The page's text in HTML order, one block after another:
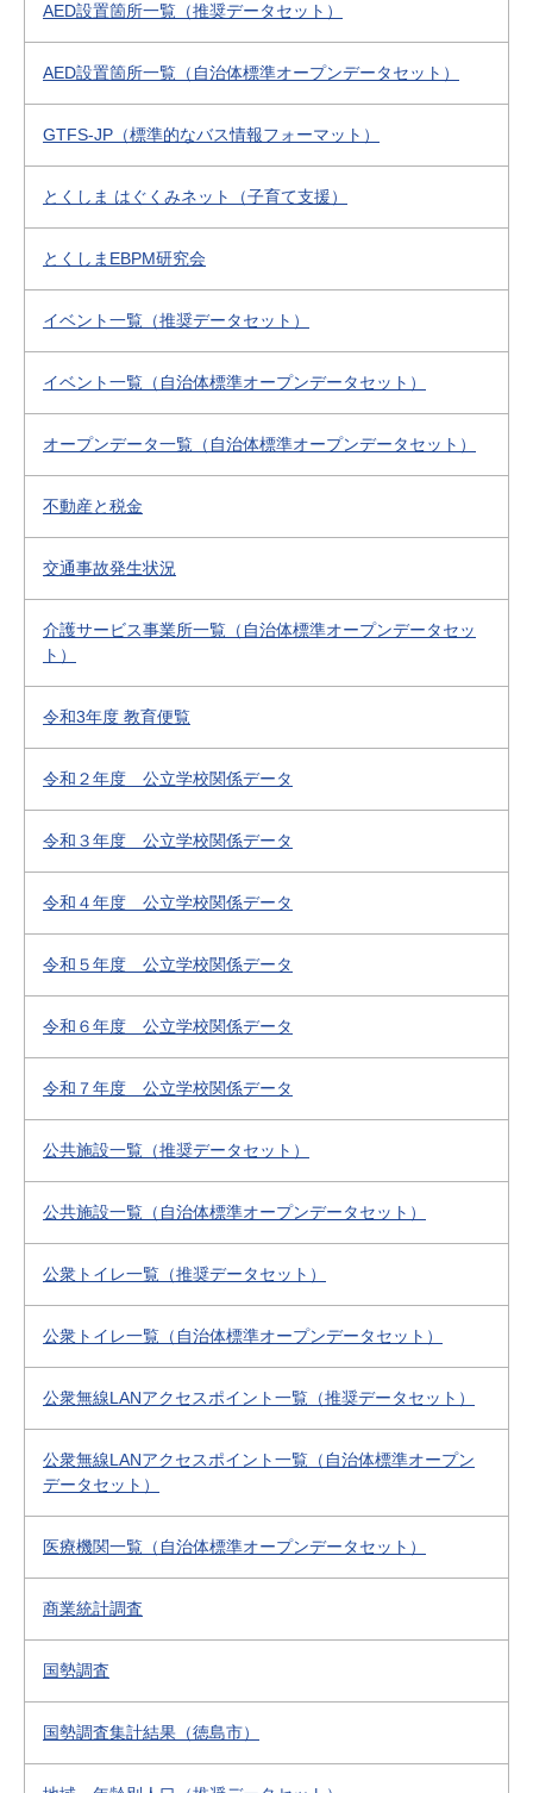
AED設置箇所一覧（推奨データセット）
AED設置箇所一覧（自治体標準オープンデータセット）
GTFS-JP（標準的なバス情報フォーマット）
とくしま はぐくみネット（子育て支援）
とくしまEBPM研究会
イベント一覧（推奨データセット）
イベント一覧（自治体標準オープンデータセット）
オープンデータ一覧（自治体標準オープンデータセット）
不動産と税金
交通事故発生状況
介護サービス事業所一覧（自治体標準オープンデータセッ
ト）
令和3年度 教育便覧
令和２年度 公立学校関係データ
令和３年度 公立学校関係データ
令和４年度 公立学校関係データ
令和５年度 公立学校関係データ
令和６年度 公立学校関係データ
令和７年度 公立学校関係データ
公共施設一覧（推奨データセット）
公共施設一覧（自治体標準オープンデータセット）
公衆トイレ一覧（推奨データセット）
公衆トイレ一覧（自治体標準オープンデータセット）
公衆無線LANアクセスポイント一覧（推奨データセット）
公衆無線LANアクセスポイント一覧（自治体標準オープン
データセット）
医療機関一覧（自治体標準オープンデータセット）
商業統計調査
国勢調査
国勢調査集計結果（徳島市）